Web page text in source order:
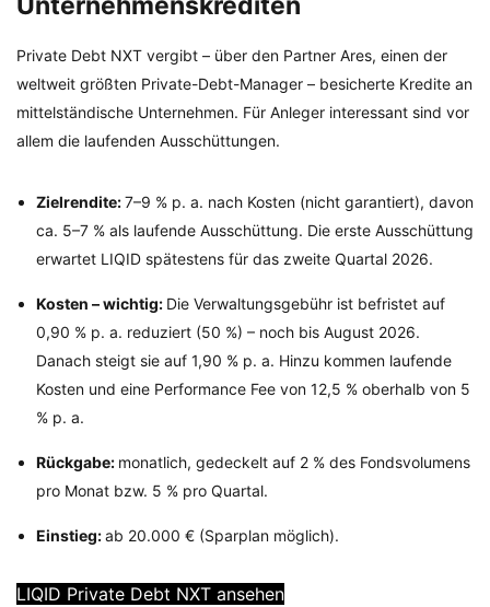
Private Debt NXT vergibt – über den Partner Ares, einen der
weltweit größten Private-Debt-Manager – besicherte Kredite an
mittelständische Unternehmen. Für Anleger interessant sind vor
allem die laufenden Ausschüttungen.
Zielrendite:7–9 % p. a. nach Kosten (nicht garantiert), davon
ca. 5–7 % als laufende Ausschüttung. Die erste Ausschüttung
erwartet LIQID spätestens für das zweite Quartal 2026.
Kosten – wichtig: Die Verwaltungsgebühr ist befristet auf
0,90 % p. a. reduziert (50 %) – noch bis August 2026.
Danach steigt sie auf 1,90 % p. a. Hinzu kommen laufende
Kosten und eine Performance Fee von 12,5 % oberhalb von 5
% p. a.
Rückgabe: monatlich, gedeckelt auf 2 % des Fondsvolumens
pro Monat bzw. 5 % pro Quartal.
Einstieg:ab 20.000 € (Sparplan möglich).
LIQID Private Debt NXT ansehen